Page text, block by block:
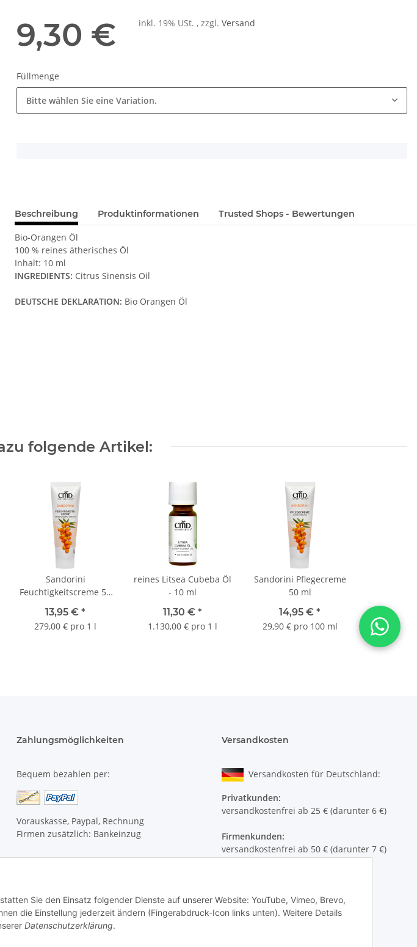
Sie den Einsatz folgender Dienste auf unserer Website: YouTube, Vimeo, Brevo,
die Einstellung jederzeit ändern (Fingerabdruck-Icon links unten). Weitere Details
Datenschutzerklärung.
9,30 € inkl. 19% USt. , zzgl. Versand
Füllmenge
Bitte wählen Sie eine Variation.
Beschreibung Produktinformationen Trusted Shops - Bewertungen
Bio-Orangen Öl
100 % reines ätherisches Öl
Inhalt: 10 ml
INGREDIENTS: Citrus Sinensis Oil
DEUTSCHE DEKLARATION: Bio Orangen Öl
folgende Artikel:
Sandorini
Feuchtigkeitscreme 50
13,95 € *
279,00 € pro 1 l
reines Litsea Cubeba Öl
- 10 ml
11,30 € *
1.130,00 € pro 1 l
Sandorini Pflegecreme
50 ml
14,95 € *
29,90 € pro 100 ml
Zahlungsmöglichkeiten
Bequem bezahlen per:
Vorauskasse, Paypal, Rechnung
Firmen zusätzlich: Bankeinzug
Versandkosten
Versandkosten für Deutschland:
Privatkunden:
versandkostenfrei ab 25 € (darunter 6 €)
Firmenkunden:
versandkostenfrei ab 50 € (darunter 7 €)
Versand ins Ausland siehehier